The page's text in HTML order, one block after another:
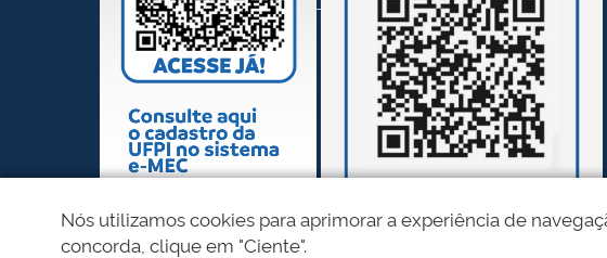
Nós utilizamos cookies para aprimorar a experiência de
concorda, clique em "Ciente".